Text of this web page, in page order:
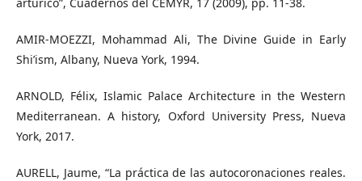
AMIR-MOEZZI, Mohammad Ali, The Divine Guide in Early
Shi’ism, Albany, Nueva York, 1994.
ARNOLD, Félix, Islamic Palace Architecture in the Western
Mediterranean. A history, Oxford University Press, Nueva
York, 2017.
AURELL, Jaume, “La práctica de las autocoronaciones reales.